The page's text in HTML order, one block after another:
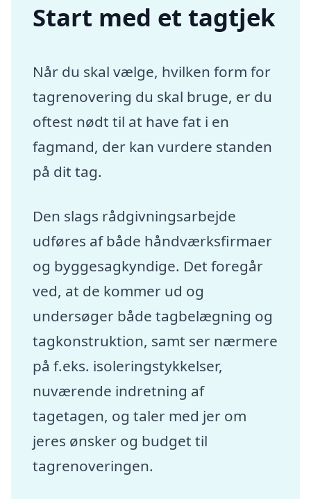
Start med et tagtjek
Når du skal vælge, hvilken form for
tagrenovering du skal bruge, er du
oftest nødt til at have fat i en
fagmand, der kan vurdere standen
på dit tag.
Den slags rådgivningsarbejde
udføres af både håndværksfirmaer
og byggesagkyndige. Det foregår
ved, at de kommer ud og
undersøger både tagbelægning og
tagkonstruktion, samt ser nærmere
på f.eks. isoleringstykkelser,
nuværende indretning af
tagetagen, og taler med jer om
jeres ønsker og budget til
tagrenoveringen.